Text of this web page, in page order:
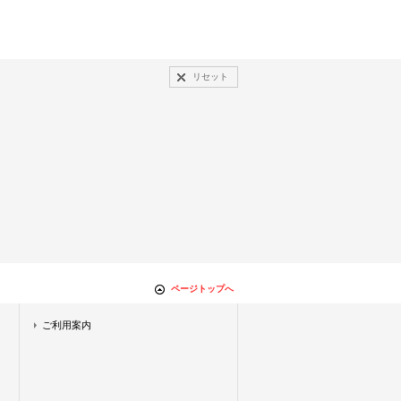
リセット
ページトップへ
ご利用案内